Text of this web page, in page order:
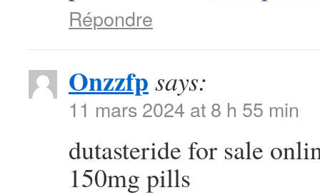
Répondre
Onzzfp says:
11 mars 2024 at 8 h 55 min
dutasteride for sale
150mg pills